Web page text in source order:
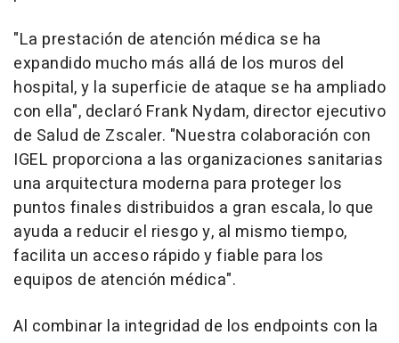
"La prestación de atención médica se ha
expandido mucho más allá de los muros del
hospital, y la superficie de ataque se ha ampliado
con ella", declaró Frank Nydam, director ejecutivo
de Salud de Zscaler. "Nuestra colaboración con
IGEL proporciona a las organizaciones sanitarias
una arquitectura moderna para proteger los
puntos finales distribuidos a gran escala, lo que
ayuda a reducir el riesgo y, al mismo tiempo,
facilita un acceso rápido y fiable para los
equipos de atención médica".
Al combinar la integridad de los endpoints con la